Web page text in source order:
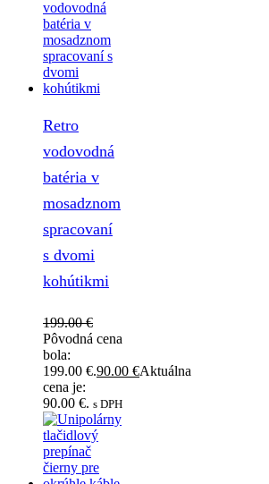
Retro
vodovodná
batéria v
mosadznom
spracovaní
s dvomi
kohútikmi
199.00€
Pôvodná cena
bola:
199.00 €.90.00 €Aktuálna
cena je:
90.00 €. s DPH